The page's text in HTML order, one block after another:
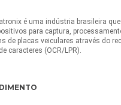
é uma indústria brasileira
para captura,
de placas veiculares através do
caracteres (OCR/LPR).